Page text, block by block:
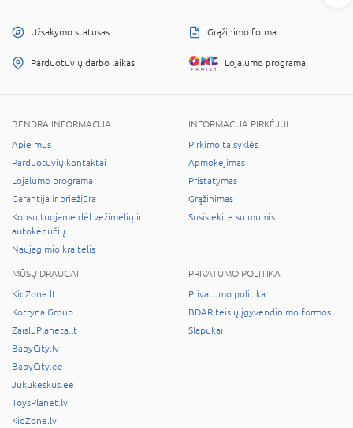
Užsakymo statusas Grąžinimo forma
Parduotuvių darbo laikas Lojalumo programa
BENDRA INFORMACIJA
Apie mus
Parduotuvių kontaktai
Lojalumo programa
Garantija ir priežiūra
Konsultuojame dėl vežimėlių ir
autokėdučių
Naujagimio kraitelis
INFORMACIJA PIRKĖJUI
Pirkimo taisyklės
Apmokėjimas
Pristatymas
Grąžinimas
Susisiekite su mumis
MŪSŲ DRAUGAI
KidZone.lt
Kotryna Group
ZaisluPlaneta.lt
BabyCity.lv
BabyCity.ee
Jukukeskus.ee
ToysPlanet.lv
KidZone.lv
PRIVATUMO POLITIKA
Privatumo politika
BDAR teisių įgyvendinimo formos
Slapukai